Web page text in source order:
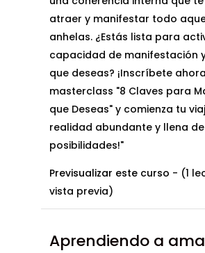
atraer y manifestar todo
anhelas. ¿Estás lista para
capacidad de manifestación
que deseas? ¡Inscríbete
masterclass "8 Claves para
que Deseas" y comienza tu
realidad abundante y llena de
posibilidades!"
Previsualizar este curso - (1
vista previa)
Aprendiendo a